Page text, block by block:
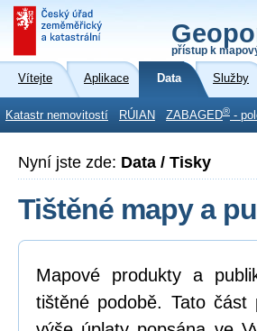
přístup k
Vítejte Aplikace Data Služby
Katastr nemovitostí RÚIAN ZABAGED® -
Nyní jste zde: Data / Tisky
Tištěné mapy a
Mapové produkty a
tištěné podobě. Tato část